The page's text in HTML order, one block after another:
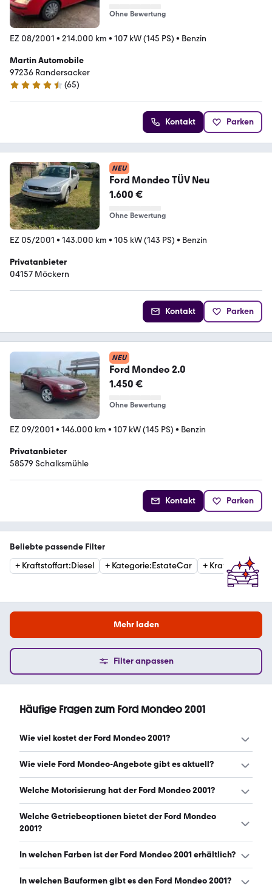
Ohne Bewertung
EZ 08/2001 • 214.000 km • 107 kW (145 PS) • Benzin
Martin Automobile
97236 Randersacker
4.4 Sterne
(65)
Kontakt Parken
NEU
Ford Mondeo TÜV Neu
1.600 €
Ohne Bewertung
EZ 05/2001 • 143.000 km • 105 kW (143 PS) • Benzin
Privatanbieter
04157 Möckern
Kontakt Parken
NEU
Ford Mondeo 2.0
1.450 €
Ohne Bewertung
EZ 09/2001 • 146.000 km • 107 kW (145 PS) • Benzin
Privatanbieter
58579 Schalksmühle
Kontakt Parken
Beliebte passende Filter
+ Kraftstoffart:Diesel + Kategorie:EstateCar + Kraftstoffart
Mehr laden
Filter anpassen
Häufige Fragen zum Ford Mondeo 2001
Wie viel kostet der Ford Mondeo 2001?
Ein guter Preis für einen Ford Mondeo 2001 liegt zwischen
Wie viele Ford Mondeo-Angebote gibt es aktuell?
Es gibt insgesamt 56 Ford Mondeo bei mobile.de, davon
Welche Motorisierung hat der Ford Mondeo 2001?
Der Ford Mondeo 2001 hat Leistungen zwischen 110 und
170 PS. (Stand: 7.8.2026)
Welche Getriebeoptionen bietet der Ford Mondeo
2001?
Der Ford Mondeo 2001 ist mit manuellem und
In welchen Farben ist der Ford Mondeo 2001 erhältlich?
Den Ford Mondeo 2001 gibt es in folgenden Farben:
In welchen Bauformen gibt es den Ford Mondeo 2001?